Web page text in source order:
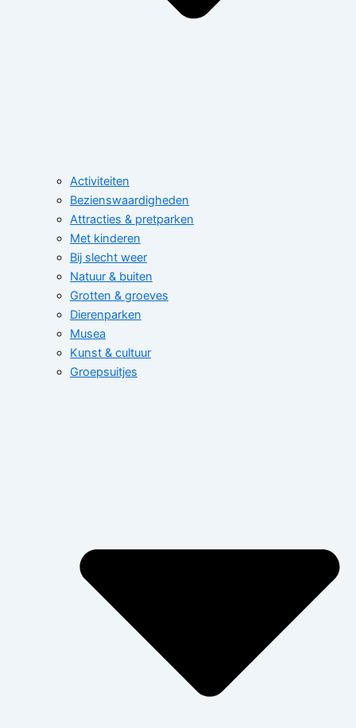
Activiteiten
Bezienswaardigheden
Attracties & pretparken
Met kinderen
Bij slecht weer
Natuur & buiten
Grotten & groeves
Dierenparken
Musea
Kunst & cultuur
Groepsuitjes